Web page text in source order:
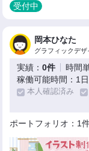
受付中
岡本ひなた
グラフィックデ
実績：0件 時間
稼働可能時間：1
本人確認済み
ポートフォリオ：1